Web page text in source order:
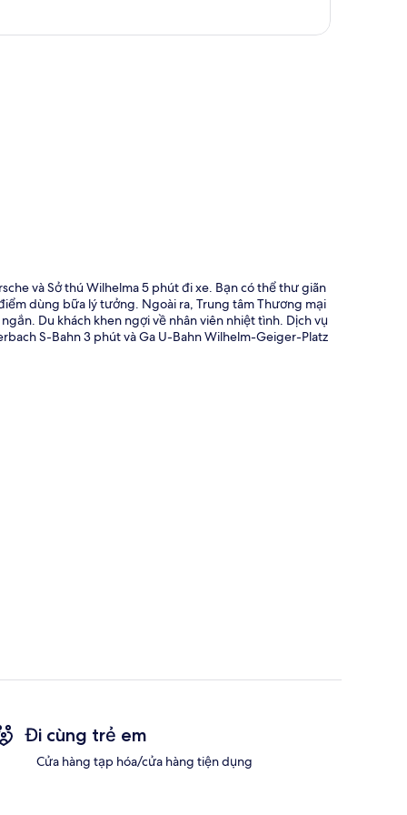
và Sở thú Wilhelma 5 phút đi xe. Bạn có thể thư giãn
dùng bữa lý tưởng. Ngoài ra, Trung tâm Thương mại
Du khách khen ngợi về nhân viên nhiệt tình. Dịch vụ
S-Bahn 3 phút và Ga U-Bahn Wilhelm-Geiger-Platz
Đi cùng trẻ em
Cửa hàng tạp hóa/cửa hàng tiện dụng